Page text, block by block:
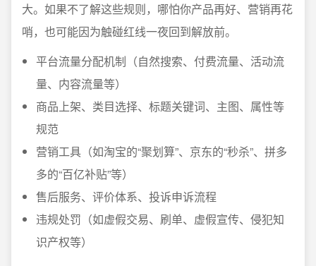
大。如果不了解这些规则，哪怕你产品再好、营销再花
哨，也可能因为触碰红线一夜回到解放前。
平台流量分配机制（自然搜索、付费流量、活动流
量、内容流量等）
商品上架、类目选择、标题关键词、主图、属性等
规范
营销工具（如淘宝的“聚划算”、京东的“秒杀”、拼多
多的“百亿补贴”等）
售后服务、评价体系、投诉申诉流程
违规处罚（如虚假交易、刷单、虚假宣传、侵犯知
识产权等）